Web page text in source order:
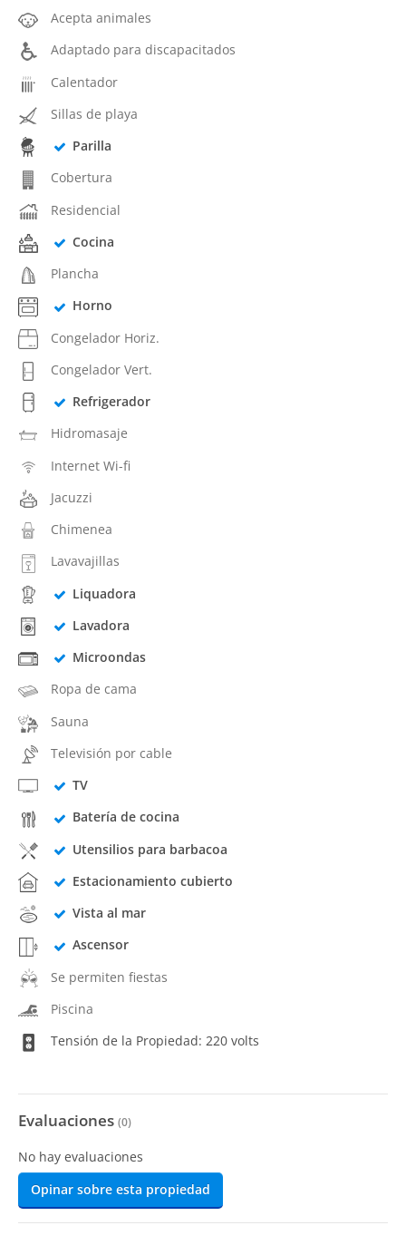
Acepta animales
Adaptado para discapacitados
Calentador
Sillas de playa
Parilla
Cobertura
Residencial
Cocina
Plancha
Horno
Congelador Horiz.
Congelador Vert.
Refrigerador
Hidromasaje
Internet Wi-fi
Jacuzzi
Chimenea
Lavavajillas
Liquadora
Lavadora
Microondas
Ropa de cama
Sauna
Televisión por cable
TV
Batería de cocina
Utensilios para barbacoa
Estacionamiento cubierto
Vista al mar
Ascensor
Se permiten fiestas
Piscina
Tensión de la Propiedad: 220 volts
Evaluaciones (0)
No hay evaluaciones
Opinar sobre esta propiedad